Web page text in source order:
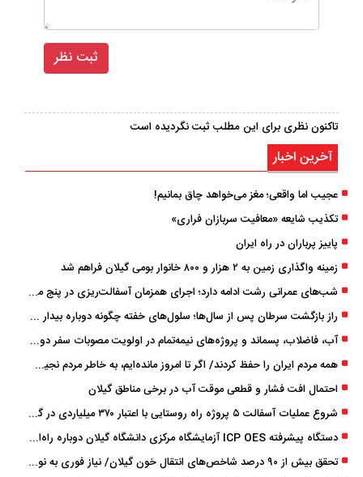
تاکنون نظری برای این مطلب ثبت نگردیده است
آخرین اخبار
عجیب اما واقعی؛ مغز می‌خواهد چاق بمانیم!
تکذیب شایعه «معافیت سربازان فراری»
پاییز پرباران در راه ایران
زمینه واگذاری زمین به ۲ هزار و ۸۰۰ خانوار بومی گیلان فراهم شد
شب‌های عمرانی رشت ادامه دارد؛ اجرای همزمان آسفالت‌ریزی در پنج منطقه شهری
راز بازگشت سرطان پس از سال‌ها؛ سلول‌های خفته چگونه دوباره بیدار می‌شوند؟
آب، فاضلاب، پسماند و پروژه‌های نیمه‌تمام در اولویت مصوبات سفر دولت
همه مردم ایران را حفظ کردند/ اگر تا امروز مانده‌ایم، به ‌خاطر مردم نجیب ایران بوده است
احتمال افت فشار و قطعی موقت آب در برخی مناطق گیلان
شروع عملیات آسفالت ۵ پروژه راه ‌روستایی با اعتبار ۳۷۰ میلیاردی در گیلان
دستگاه پیشرفته ICP OES آزمایشگاه مرکزی دانشگاه گیلان دوباره راه‌اندازی شد
تحقق بیش از ۹۰ درصد شاخص‌های انتقال خون گیلان/ نیاز فوری به نوسازی تجهیزات آزمایشگاهی